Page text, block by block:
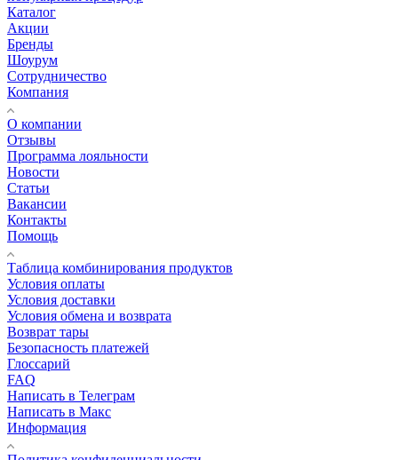
Каталог
Акции
Бренды
Шоурум
Сотрудничество
Компания
О компании
Отзывы
Программа лояльности
Новости
Статьи
Вакансии
Контакты
Помощь
Таблица комбинирования продуктов
Условия оплаты
Условия доставки
Условия обмена и возврата
Возврат тары
Безопасность платежей
Глоссарий
FAQ
Написать в Телеграм
Написать в Макс
Информация